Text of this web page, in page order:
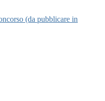
(da pubblicare in